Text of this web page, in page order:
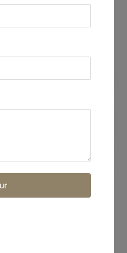
hoge dichtheid van 1,25" tot 1,5" voor
Tatami-matten van merken als Fuji of